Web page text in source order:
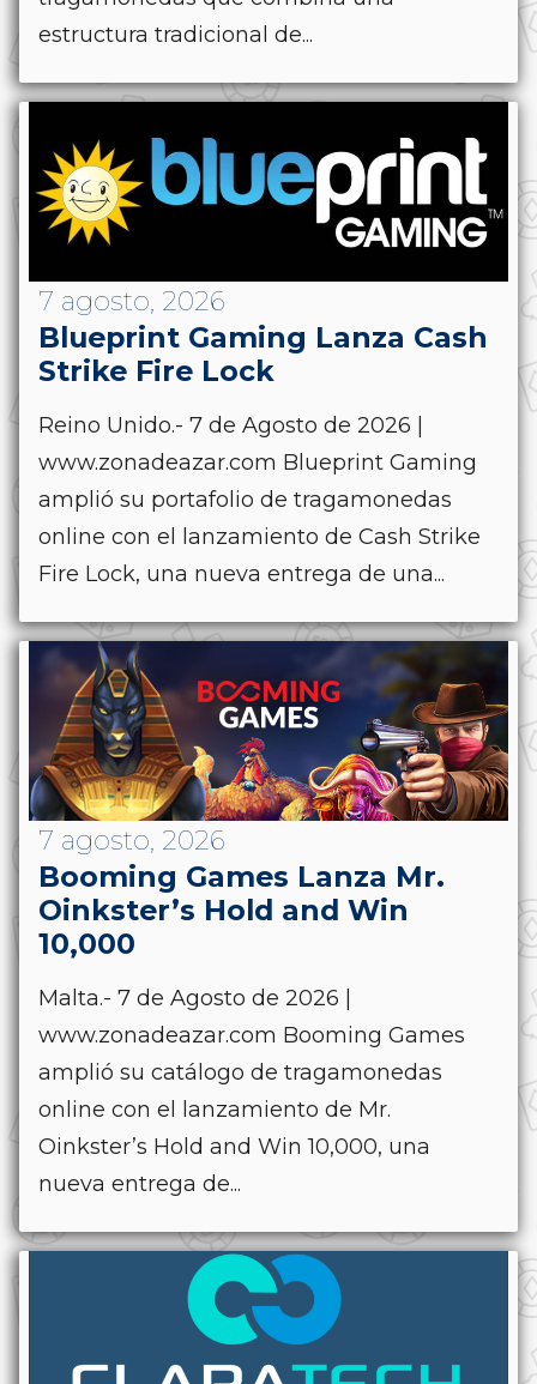
estructura tradicional de...
7 agosto, 2026
Blueprint Gaming Lanza Cash
Strike Fire Lock
Reino Unido.- 7 de Agosto de 2026 |
www.zonadeazar.com Blueprint Gaming
amplió su portafolio de tragamonedas
online con el lanzamiento de Cash Strike
Fire Lock, una nueva entrega de una...
7 agosto, 2026
Booming Games Lanza Mr.
Oinkster’s Hold and Win
10,000
Malta.- 7 de Agosto de 2026 |
www.zonadeazar.com Booming Games
amplió su catálogo de tragamonedas
online con el lanzamiento de Mr.
Oinkster’s Hold and Win 10,000, una
nueva entrega de...